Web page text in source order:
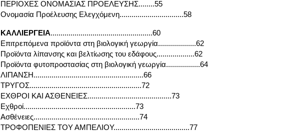
ΠΕΡΙΟΧΕΣ ΟΝΟΜΑΣΙΑΣ ΠΡΟΕΛΕΥΣΗΣ........55
Ονoμασία Πρoέλευσης Ελεγχόμενη................................58
ΚΑΛΛΙΕΡΓΕΙΑ...................................................60
Επιτρεπόμενα προϊόντα στη βιολογική γεωργία...................62
Προϊόντα λίπανσης και βελτίωσης του εδάφους...................62
Προϊόντα φυτοπροστασίας στη βιολογική γεωργία.................64
ΛΙΠΑΝΣΗ.......................................................66
ΤΡΥΓΟΣ........................................................72
ΕΧΘΡΟΙ ΚΑΙ ΑΣΘΕΝΕΙΕΣ..........................................73
Εχθροί........................................................73
Ασθένειες.....................................................74
ΤΡΟΦΟΠΕΝΙΕΣ ΤΟΥ ΑΜΠΕΛΙΟΥ......................................77